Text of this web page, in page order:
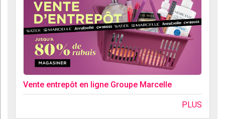
Vente entrepôt en ligne Groupe Marcelle
PLUS